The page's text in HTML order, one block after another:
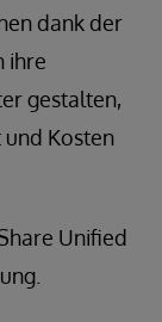
dank der
ihre
gestalten,
Kosten
Unified